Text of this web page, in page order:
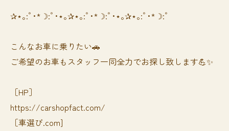
✰⋆｡:ﾟ･*☽:ﾟ･⋆｡✰⋆｡:ﾟ･*☽:ﾟ･⋆｡✰⋆｡:ﾟ･*☽:ﾟ
⁡⁡⁡こんなお車に乗りたい🚗
ご希望のお車もスタッフ一同全力でお探し致します💪✨
［HP］
https://carshopfact.com/
［車選び.com]